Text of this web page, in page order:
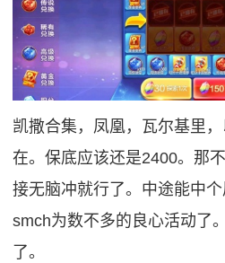
凯撒合集，凤凰，瓦尔基里
在。保底应该还是2400。那
接无脑冲就行了。中途能中
smch为数不多的良心活动了
了。